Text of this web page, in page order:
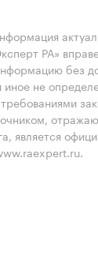
РА»
без
иное не
является